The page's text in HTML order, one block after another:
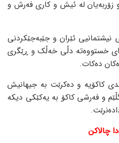
300 کەسە و زۆربەیان لە ئیش و کاری فەرش و
نیشتمانیی ئێران و جێبەجێکردنی
خستووەتە دڵی خەڵک و ڕێگری
دەکات.
کاکۆیە و دەکرێت بە جیهانیش
و فەرشی کاکۆ بە یەکێکی دیکە